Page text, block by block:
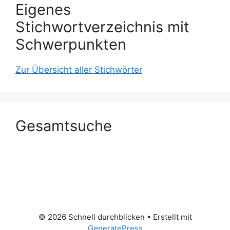
Eigenes
Stichwortverzeichnis mit
Schwerpunkten
Zur Übersicht aller Stichwörter
Gesamtsuche
© 2026 Schnell durchblicken • Erstellt mit